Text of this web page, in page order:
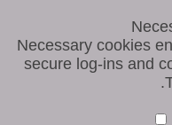
Necessary cookies
secure log-ins and